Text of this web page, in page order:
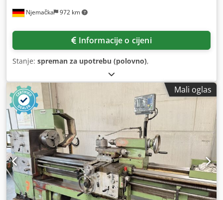
Njemačka 972 km
Informacije o cijeni
Stanje: spreman za upotrebu (polovno),
Mali oglas